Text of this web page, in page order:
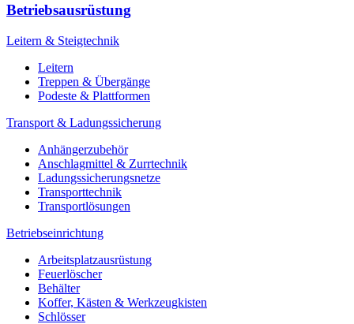
Betriebsausrüstung
Leitern & Steigtechnik
Leitern
Treppen & Übergänge
Podeste & Plattformen
Transport & Ladungssicherung
Anhängerzubehör
Anschlagmittel & Zurrtechnik
Ladungssicherungsnetze
Transporttechnik
Transportlösungen
Betriebseinrichtung
Arbeitsplatzausrüstung
Feuerlöscher
Behälter
Koffer, Kästen & Werkzeugkisten
Schlösser